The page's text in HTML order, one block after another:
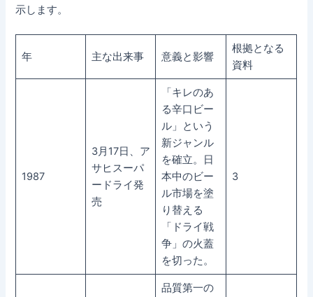
示します。
年 主な出来事 意義と影響
根拠となる
資料
1987
3月17日、ア
サヒスーパ
ードライ発
売
「キレのあ
る辛口ビー
ル」という
新ジャンル
を確立。日
本中のビー
ル市場を塗
り替える
「ドライ戦
争」の火蓋
を切った。
3
品質第一の